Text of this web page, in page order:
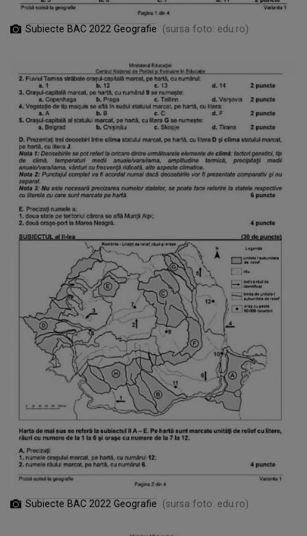
Subiecte BAC 2022 Geografie (sursa foto: edu.ro)
Subiecte BAC 2022 Geografie (sursa foto: edu.ro)